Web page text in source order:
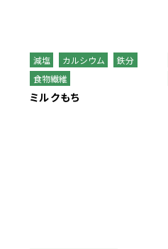
減塩 カルシウム
鉄分
食物繊維
ミルクもち